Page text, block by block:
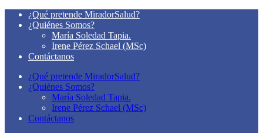
¿Qué pretende MiradorSalud?
¿Quiénes Somos?
María Soledad Tapia.
Irene Pérez Schael (MSc)
Contáctanos
¿Qué pretende MiradorSalud?
¿Quiénes Somos?
María Soledad Tapia.
Irene Pérez Schael (MSc)
Contáctanos